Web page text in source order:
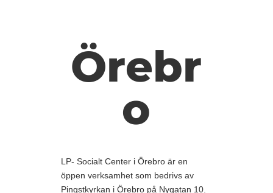
Örebr
o
LP- Socialt Center i Örebro är en
öppen verksamhet som bedrivs av
Pingstkyrkan i Örebro på Nygatan 10.